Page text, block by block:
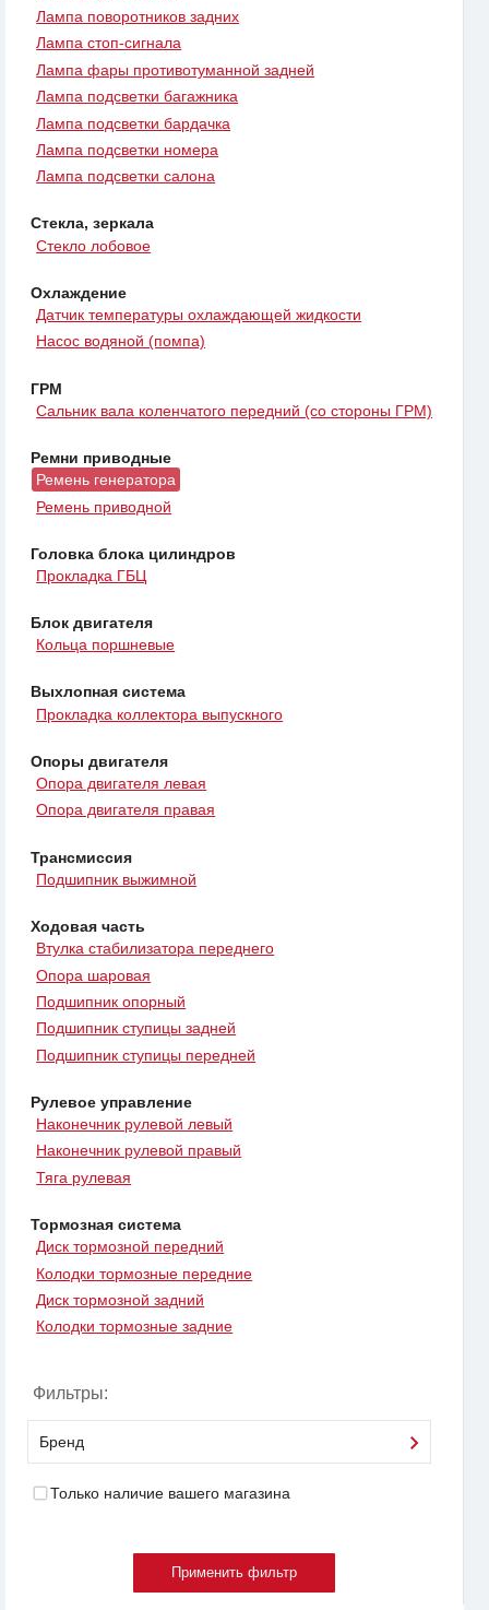
Лампа поворотников задних
Лампа стоп-сигнала
Лампа фары противотуманной задней
Лампа подсветки багажника
Лампа подсветки бардачка
Лампа подсветки номера
Лампа подсветки салона
Стекла, зеркала
Стекло лобовое
Охлаждение
Датчик температуры охлаждающей жидкости
Насос водяной (помпа)
ГРМ
Сальник вала коленчатого передний (со стороны ГРМ)
Ремни приводные
Ремень генератора
Ремень приводной
Головка блока цилиндров
Прокладка ГБЦ
Блок двигателя
Кольца поршневые
Выхлопная система
Прокладка коллектора выпускного
Опоры двигателя
Опора двигателя левая
Опора двигателя правая
Трансмиссия
Подшипник выжимной
Ходовая часть
Втулка стабилизатора переднего
Опора шаровая
Подшипник опорный
Подшипник ступицы задней
Подшипник ступицы передней
Рулевое управление
Наконечник рулевой левый
Наконечник рулевой правый
Тяга рулевая
Тормозная система
Диск тормозной передний
Колодки тормозные передние
Диск тормозной задний
Колодки тормозные задние
Фильтры:
Бренд
Только наличие вашего магазина